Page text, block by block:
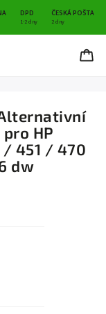
DPD ČESKÁ POŠTA
1-2 dny 2 dny
Alternativní
HP
/ 451 / 470
dw